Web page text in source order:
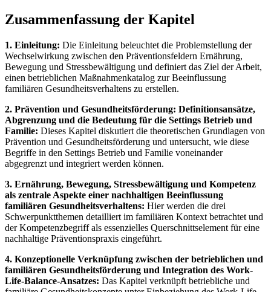
Zusammenfassung der Kapitel
1. Einleitung: Die Einleitung beleuchtet die Problemstellung der
Wechselwirkung zwischen den Präventionsfeldern Ernährung,
Bewegung und Stressbewältigung und definiert das Ziel der Arbeit,
einen betrieblichen Maßnahmenkatalog zur Beeinflussung
familiären Gesundheitsverhaltens zu erstellen.
2. Prävention und Gesundheitsförderung: Definitionsansätze,
Abgrenzung und die Bedeutung für die Settings Betrieb und
Familie: Dieses Kapitel diskutiert die theoretischen Grundlagen von
Prävention und Gesundheitsförderung und untersucht, wie diese
Begriffe in den Settings Betrieb und Familie voneinander
abgegrenzt und integriert werden können.
3. Ernährung, Bewegung, Stressbewältigung und Kompetenz
als zentrale Aspekte einer nachhaltigen Beeinflussung
familiären Gesundheitsverhaltens: Hier werden die drei
Schwerpunktthemen detailliert im familiären Kontext betrachtet und
der Kompetenzbegriff als essenzielles Querschnittselement für eine
nachhaltige Präventionspraxis eingeführt.
4. Konzeptionelle Verknüpfung zwischen der betrieblichen und
familiären Gesundheitsförderung und Integration des Work-
Life-Balance-Ansatzes: Das Kapitel verknüpft betriebliche und